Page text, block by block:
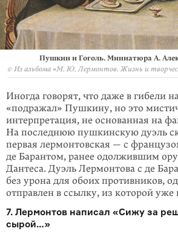
Пушкин и Гоголь. Миниатюра А.
© Из альбома «М. Ю. Лермонтов. Жизнь и
Иногда говорят, что даже в гибели
«подражал» Пушкину, но это
интерпретация, не основанная на
На последнюю пушкинскую дуэль
первая лермонтовская — с
де Барантом, ранее одолжившим
Дантеса. Дуэль Лермонтова с де
без урона для обоих противников,
отправлен в ссылку, из которой уже
7. Лермонтов написал «Сижу за
сырой…»